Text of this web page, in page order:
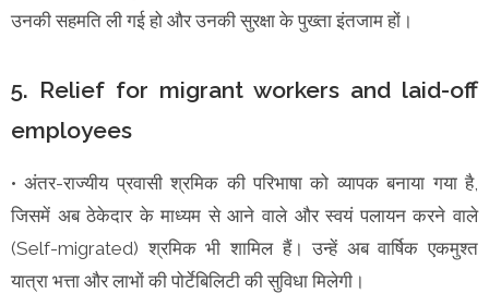
उनकी सहमति ली गई हो और उनकी सुरक्षा के पुख्ता इंतजाम हों।
5. Relief for migrant workers and laid-off
employees
• अंतर-राज्यीय प्रवासी श्रमिक की परिभाषा को व्यापक बनाया गया है,
जिसमें अब ठेकेदार के माध्यम से आने वाले और स्वयं पलायन करने वाले
(Self-migrated) श्रमिक भी शामिल हैं। उन्हें अब वार्षिक एकमुश्त
यात्रा भत्ता और लाभों की पोर्टेबिलिटी की सुविधा मिलेगी।